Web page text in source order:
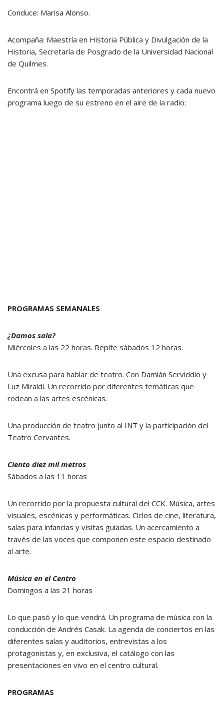
Conduce: Marisa Alonso.
Acompaña: Maestría en Historia Pública y Divulgación de la
Historia, Secretaría de Posgrado de la Universidad Nacional
de Quilmes.
Encontrá en Spotify las temporadas anteriores y cada nuevo
programa luego de su estreno en el aire de la radio:
PROGRAMAS SEMANALES
¿Damos sala?
Miércoles a las 22 horas. Repite sábados 12 horas.
Una excusa para hablar de teatro. Con Damián Serviddio y
Luz Miraldi. Un recorrido por diferentes temáticas que
rodean a las artes escénicas.
Una producción de teatro junto al INT y la participación del
Teatro Cervantes.
Ciento diez mil metros
Sábados a las 11 horas
Un recorrido por la propuesta cultural del CCK. Música, artes
visuales, escénicas y performáticas. Ciclos de cine, literatura,
salas para infancias y visitas guiadas. Un acercamiento a
través de las voces que componen este espacio destinado
al arte.
Música en el Centro
Domingos a las 21 horas
Lo que pasó y lo que vendrá. Un programa de música con la
conducción de Andrés Casak. La agenda de conciertos en las
diferentes salas y auditorios, entrevistas a los
protagonistas y, en exclusiva, el catálogo con las
presentaciones en vivo en el centro cultural.
PROGRAMAS